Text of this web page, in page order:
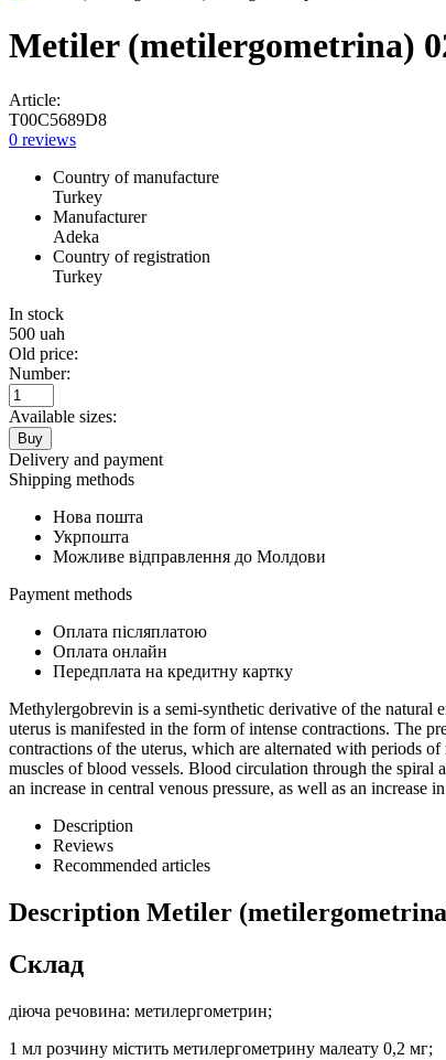
Metiler (metilergometrina)
Article:
T00C5689D8
0 reviews
Country of manufacture
Turkey
Manufacturer
Adeka
Country of registration
Turkey
In stock
500 uah
Old price:
Number:
Available sizes:
Buy
Delivery and payment
Shipping methods
Нова пошта
Укрпошта
Можливе відправлення до Молдови
Payment methods
Оплата післяплатою
Оплата онлайн
Передплата на кредитну картку
Methylergobrevin is a semi-synthetic derivative of the natural
uterus is manifested in the form of intense contractions. The
contractions of the uterus, which are alternated with periods
muscles of blood vessels. Blood circulation through the spiral
an increase in central venous pressure, as well as an
Description
Reviews
Recommended articles
Description Metiler
Склад
діюча речовина: метилергометрин;
1 мл розчину містить метилергометрину малеату 0,2 мг;